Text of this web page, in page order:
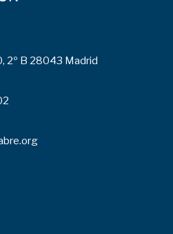
2º B 28043 Madrid